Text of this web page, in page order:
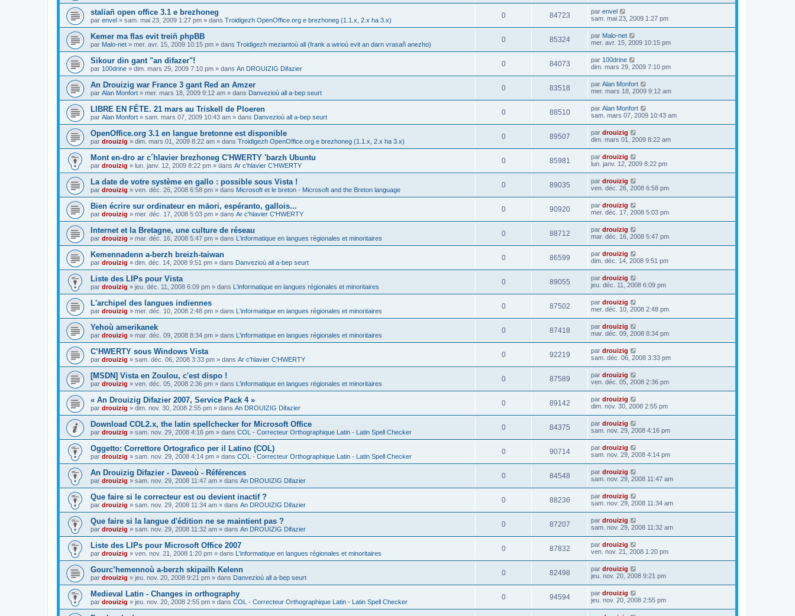
staliañ open office 3.1 e brezhoneg
par envel » sam. mai 23, 2009 1:27 pm » dans Troidigezh OpenOffice.org e brezhoneg (1.1.x, 2.x ha 3.x)
0 84723 par envel
sam. mai 23, 2009 1:27 pm
Kemer ma flas evit treiñ phpBB
par Malo-net » mer. avr. 15, 2009 10:15 pm » dans Troidigezh meziantoù all (frank a wirioù evit an darn vrasañ anezho)
0 85324 par Malo-net
mer. avr. 15, 2009 10:15 pm
Sikour din gant "an difazer"!
par 100drine » dim. mars 29, 2009 7:10 pm » dans An DROUIZIG Difazier
0 84073 par 100drine
dim. mars 29, 2009 7:10 pm
An Drouizig war France 3 gant Red an Amzer
par Alan Monfort » mer. mars 18, 2009 9:12 am » dans Danvezioù all a-bep seurt
0 83518 par Alan Monfort
mer. mars 18, 2009 9:12 am
LIBRE EN FÊTE. 21 mars au Triskell de Ploeren
par Alan Monfort » sam. mars 07, 2009 10:43 am » dans Danvezioù all a-bep seurt
0 88510 par Alan Monfort
sam. mars 07, 2009 10:43 am
OpenOffice.org 3.1 en langue bretonne est disponible
par drouizig » dim. mars 01, 2009 8:22 am » dans Troidigezh OpenOffice.org e brezhoneg (1.1.x, 2.x ha 3.x)
0 89507 par drouizig
dim. mars 01, 2009 8:22 am
Mont en-dro ar c´hlavier brezhoneg C'HWERTY 'barzh Ubuntu
par drouizig » lun. janv. 12, 2009 8:22 pm » dans Ar c'hlavier C'HWERTY
0 85981 par drouizig
lun. janv. 12, 2009 8:22 pm
La date de votre système en gallo : possible sous Vista !
par drouizig » ven. déc. 26, 2008 6:58 pm » dans Microsoft et le breton - Microsoft and the Breton language
0 89035 par drouizig
ven. déc. 26, 2008 6:58 pm
Bien écrire sur ordinateur en māori, espéranto, gallois...
par drouizig » mer. déc. 17, 2008 5:03 pm » dans Ar c'hlavier C'HWERTY
0 90920 par drouizig
mer. déc. 17, 2008 5:03 pm
Internet et la Bretagne, une culture de réseau
par drouizig » mar. déc. 16, 2008 5:47 pm » dans L'informatique en langues régionales et minoritaires
0 88712 par drouizig
mar. déc. 16, 2008 5:47 pm
Kemennadenn a-berzh breizh-taiwan
par drouizig » dim. déc. 14, 2008 9:51 pm » dans Danvezioù all a-bep seurt
0 86599 par drouizig
dim. déc. 14, 2008 9:51 pm
Liste des LIPs pour Vista
par drouizig » jeu. déc. 11, 2008 6:09 pm » dans L'informatique en langues régionales et minoritaires
0 89055 par drouizig
jeu. déc. 11, 2008 6:09 pm
L'archipel des langues indiennes
par drouizig » mer. déc. 10, 2008 2:48 pm » dans L'informatique en langues régionales et minoritaires
0 87502 par drouizig
mer. déc. 10, 2008 2:48 pm
Yehoù amerikanek
par drouizig » mar. déc. 09, 2008 8:34 pm » dans L'informatique en langues régionales et minoritaires
0 87418 par drouizig
mar. déc. 09, 2008 8:34 pm
C’HWERTY sous Windows Vista
par drouizig » sam. déc. 06, 2008 3:33 pm » dans Ar c'hlavier C'HWERTY
0 92219 par drouizig
sam. déc. 06, 2008 3:33 pm
[MSDN] Vista en Zoulou, c'est dispo !
par drouizig » ven. déc. 05, 2008 2:36 pm » dans L'informatique en langues régionales et minoritaires
0 87589 par drouizig
ven. déc. 05, 2008 2:36 pm
« An Drouizig Difazier 2007, Service Pack 4 »
par drouizig » dim. nov. 30, 2008 2:55 pm » dans An DROUIZIG Difazier
0 89142 par drouizig
dim. nov. 30, 2008 2:55 pm
Download COL2.x, the latin spellchecker for Microsoft Office
par drouizig » sam. nov. 29, 2008 4:16 pm » dans COL - Correcteur Orthographique Latin - Latin Spell Checker
0 84375 par drouizig
sam. nov. 29, 2008 4:16 pm
Oggetto: Correttore Ortografico per il Latino (COL)
par drouizig » sam. nov. 29, 2008 4:14 pm » dans COL - Correcteur Orthographique Latin - Latin Spell Checker
0 90714 par drouizig
sam. nov. 29, 2008 4:14 pm
An Drouizig Difazier - Daveoù - Références
par drouizig » sam. nov. 29, 2008 11:47 am » dans An DROUIZIG Difazier
0 84548 par drouizig
sam. nov. 29, 2008 11:47 am
Que faire si le correcteur est ou devient inactif ?
par drouizig » sam. nov. 29, 2008 11:34 am » dans An DROUIZIG Difazier
0 88236 par drouizig
sam. nov. 29, 2008 11:34 am
Que faire si la langue d'édition ne se maintient pas ?
par drouizig » sam. nov. 29, 2008 11:32 am » dans An DROUIZIG Difazier
0 87207 par drouizig
sam. nov. 29, 2008 11:32 am
Liste des LIPs pour Microsoft Office 2007
par drouizig » ven. nov. 21, 2008 1:20 pm » dans L'informatique en langues régionales et minoritaires
0 87832 par drouizig
ven. nov. 21, 2008 1:20 pm
Gourc’hemennoù a-berzh skipailh Kelenn
par drouizig » jeu. nov. 20, 2008 9:21 pm » dans Danvezioù all a-bep seurt
0 82498 par drouizig
jeu. nov. 20, 2008 9:21 pm
Medieval Latin - Changes in orthography
par drouizig » jeu. nov. 20, 2008 2:55 pm » dans COL - Correcteur Orthographique Latin - Latin Spell Checker
0 94594 par drouizig
jeu. nov. 20, 2008 2:55 pm